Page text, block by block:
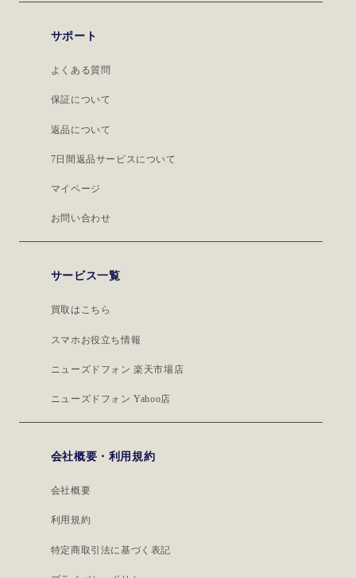
サポート
よくある質問
保証について
返品について
7日間返品サービスについて
マイページ
お問い合わせ
サービス一覧
買取はこちら
スマホお役立ち情報
ニューズドフォン 楽天市場店
ニューズドフォン Yahoo店
会社概要・利用規約
会社概要
利用規約
特定商取引法に基づく表記